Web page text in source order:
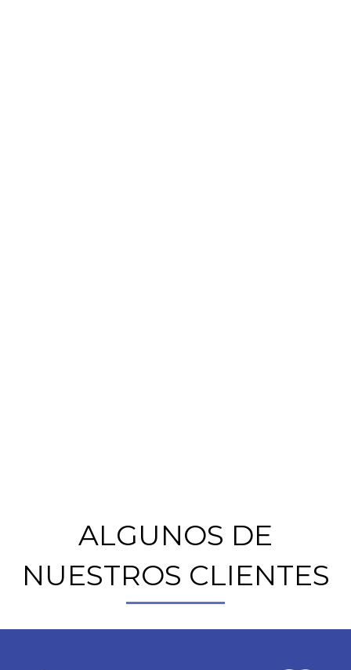
ALGUNOS DE
NUESTROS CLIENTES